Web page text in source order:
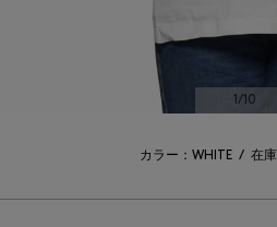
1/10
カラー：WHITE / 在庫